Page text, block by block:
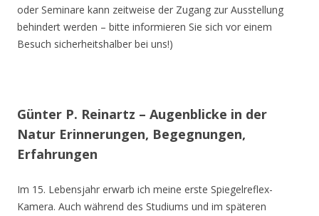
oder Seminare kann zeitweise der Zugang zur Ausstellung
behindert werden – bitte informieren Sie sich vor einem
Besuch sicherheitshalber bei uns!)
Günter P. Reinartz – Augenblicke in der
Natur Erinnerungen, Begegnungen,
Erfahrungen
Im 15. Lebensjahr erwarb ich meine erste Spiegelreflex-
Kamera. Auch während des Studiums und im späteren